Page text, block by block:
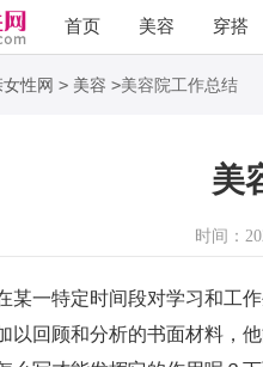
首页 美容 穿搭
语录 阅读
性网 > 美容 >美容院工作总结
美
时间：
一特定时间段对学习和工作
以回顾和分析的书面材料，